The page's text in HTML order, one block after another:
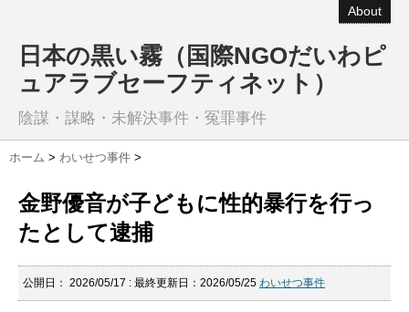
About
日本の黒い霧（国際NGOだいわピ
ュアラブセーフティネット）
陰謀・謀略・未解決事件・冤罪事件
ホーム > わいせつ事件 >
金野優音が子どもに性的暴行を行っ
たとして逮捕
公開日： 2026/05/17 : 最終更新日：2026/05/25 わいせつ事件